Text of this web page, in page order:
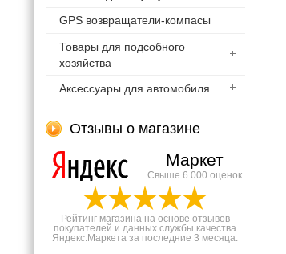
GPS возвращатели-компасы
Товары для подсобного
хозяйства
Аксессуары для автомобиля
Отзывы о магазине
Маркет
Свыше 6 000 оценок
Рейтинг магазина на основе отзывов
покупателей и данных службы качества
Яндекс.Маркета за последние 3 месяца.